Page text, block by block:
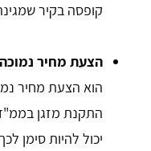
קופסה בקיר
הצעת מחיר
הוא הצעת מחיר
התקנת מזגן
יכול להיות סימן